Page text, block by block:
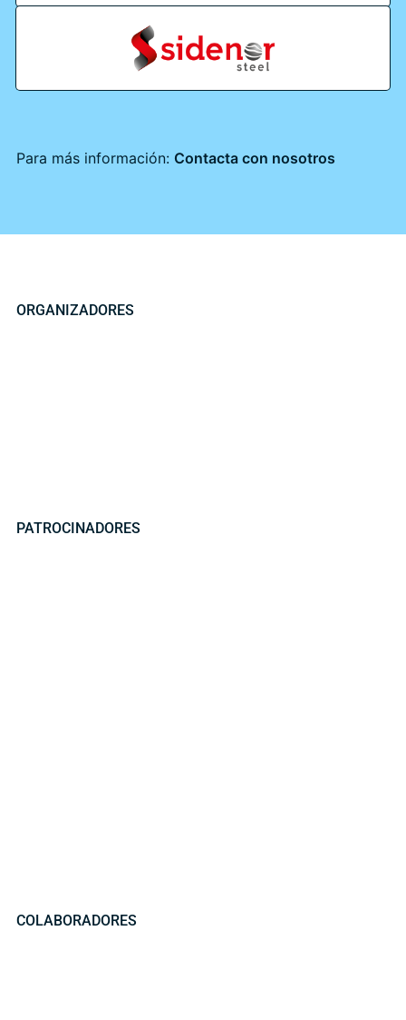
Para más información: Contacta con nosotros
ORGANIZADORES
PATROCINADORES
COLABORADORES